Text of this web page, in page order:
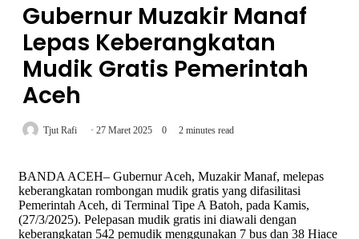
Gubernur Muzakir Manaf
Lepas Keberangkatan
Mudik Gratis Pemerintah
Aceh
Tjut Rafi 27 Maret 2025 0 2 minutes read
BANDA ACEH– Gubernur Aceh, Muzakir Manaf, melepas
keberangkatan rombongan mudik gratis yang difasilitasi
Pemerintah Aceh, di Terminal Tipe A Batoh, pada Kamis,
(27/3/2025). Pelepasan mudik gratis ini diawali dengan
keberangkatan 542 pemudik menggunakan 7 bus dan 38 Hiace